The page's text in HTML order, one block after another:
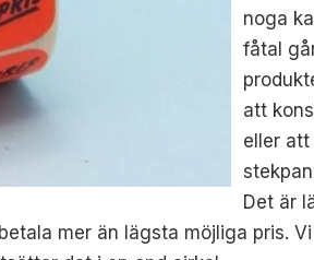
noga
fåtal
att
eller
Det är
mer än lägsta möjliga pris.